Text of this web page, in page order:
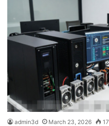
admin3d March 23, 2026 17